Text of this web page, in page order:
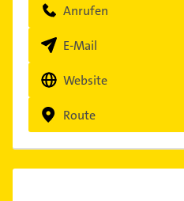
Anrufen
E-Mail
Website
Route